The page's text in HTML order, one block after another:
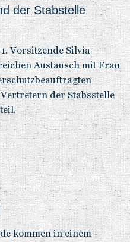
der Stabstelle
Vorsitzende Silvia
Austausch mit Frau
der Stabsstelle
kommen in einem